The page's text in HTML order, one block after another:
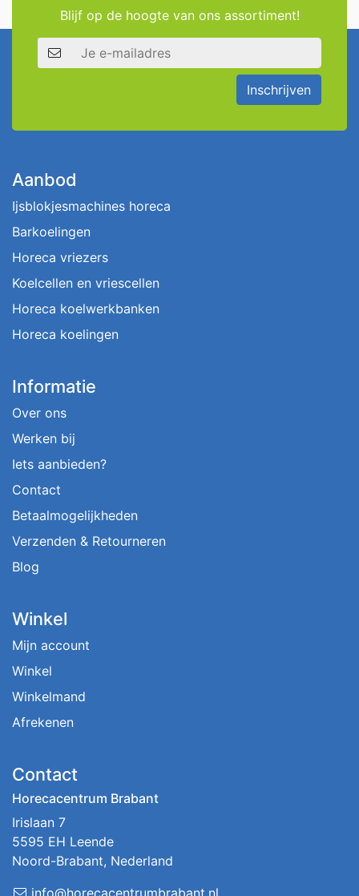
Blijf op de hoogte van ons assortiment!
E-mailadres
Inschrijven
Aanbod
Ijsblokjesmachines horeca
Barkoelingen
Horeca vriezers
Koelcellen en vriescellen
Horeca koelwerkbanken
Horeca koelingen
Informatie
Over ons
Werken bij
Iets aanbieden?
Contact
Betaalmogelijkheden
Verzenden & Retourneren
Blog
Winkel
Mijn account
Winkel
Winkelmand
Afrekenen
Contact
Horecacentrum Brabant
Irislaan 7
5595 EH Leende
Noord-Brabant, Nederland
info@horecacentrumbrabant.nl